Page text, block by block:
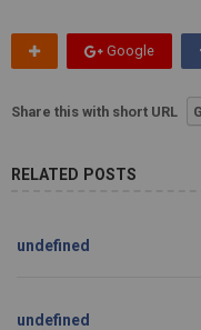
Google
Share this with short URL
RELATED POSTS
undefined
undefined